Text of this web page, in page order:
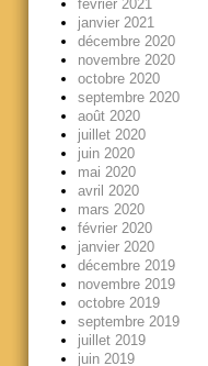
février 2021
janvier 2021
décembre 2020
novembre 2020
octobre 2020
septembre 2020
août 2020
juillet 2020
juin 2020
mai 2020
avril 2020
mars 2020
février 2020
janvier 2020
décembre 2019
novembre 2019
octobre 2019
septembre 2019
juillet 2019
juin 2019